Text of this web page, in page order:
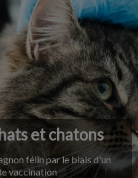
Envoyer
et chatons
félin par le biais d'un
vaccination